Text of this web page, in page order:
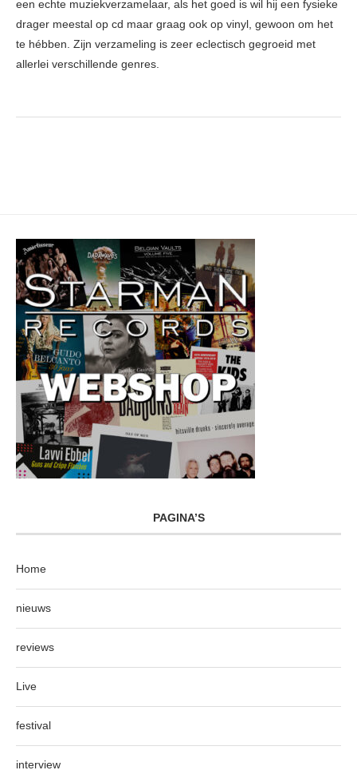
een echte muziekverzamelaar, als het goed is wil hij een fysieke
drager meestal op cd maar graag ook op vinyl, gewoon om het
te hébben. Zijn verzameling is zeer eclectisch gegroeid met
allerlei verschillende genres.
PAGINA’S
Home
nieuws
reviews
Live
festival
interview